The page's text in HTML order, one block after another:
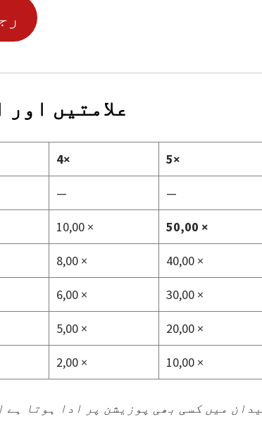
علامتیں
4× 5×
— —
‎10,00 × ‎50,00 ×
‎8,00 × ‎40,00 ×
‎6,00 × ‎30,00 ×
‎5,00 × ‎20,00 ×
‎2,00 × ‎10,00 ×